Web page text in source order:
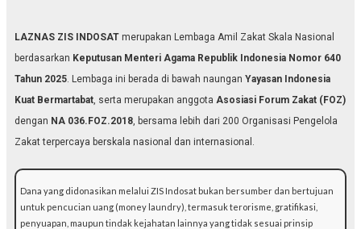
LAZNAS ZIS INDOSAT merupakan Lembaga Amil Zakat Skala Nasional
berdasarkan Keputusan Menteri Agama Republik Indonesia Nomor 640
Tahun 2025. Lembaga ini berada di bawah naungan Yayasan Indonesia
Kuat Bermartabat, serta merupakan anggota Asosiasi Forum Zakat (FOZ)
dengan NA 036.FOZ.2018, bersama lebih dari 200 Organisasi Pengelola
Zakat terpercaya berskala nasional dan internasional.
Dana yang didonasikan melalui ZIS Indosat bukan bersumber dan bertujuan
untuk pencucian uang (money laundry), termasuk terorisme, gratifikasi,
penyuapan, maupun tindak kejahatan lainnya yang tidak sesuai prinsip